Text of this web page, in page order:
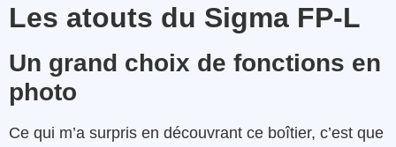
Les atouts du Sigma FP-L
Un grand choix de fonctions en
photo
Ce qui m’a surpris en découvrant ce boîtier, c’est que